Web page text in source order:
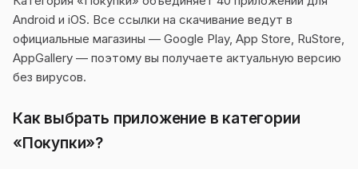
Android и iOS. Все ссылки на скачивание ведут в
официальные магазины — Google Play, App Store, RuStore,
AppGallery — поэтому вы получаете актуальную версию
без вирусов.
Как выбрать приложение в категории
«Покупки»?